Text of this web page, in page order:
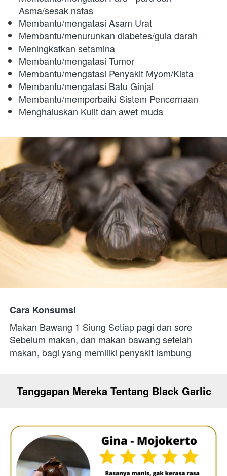
Asma/sesak nafas
Membantu/mengatasi Asam Urat
Membantu/menurunkan diabetes/gula darah
Meningkatkan setamina
Membantu/mengatasi Tumor
Membantu/mengatasi Penyakit Myom/Kista
Membantu/mengatasi Batu Ginjal
Membantu/memperbaiki Sistem Pencernaan
Menghaluskan Kulit dan awet muda
Cara Konsumsi
Makan Bawang 1 Siung Setiap pagi dan sore
Sebelum makan, dan makan bawang setelah
makan, bagi yang memiliki penyakit lambung
Tanggapan Mereka Tentang Black Garlic